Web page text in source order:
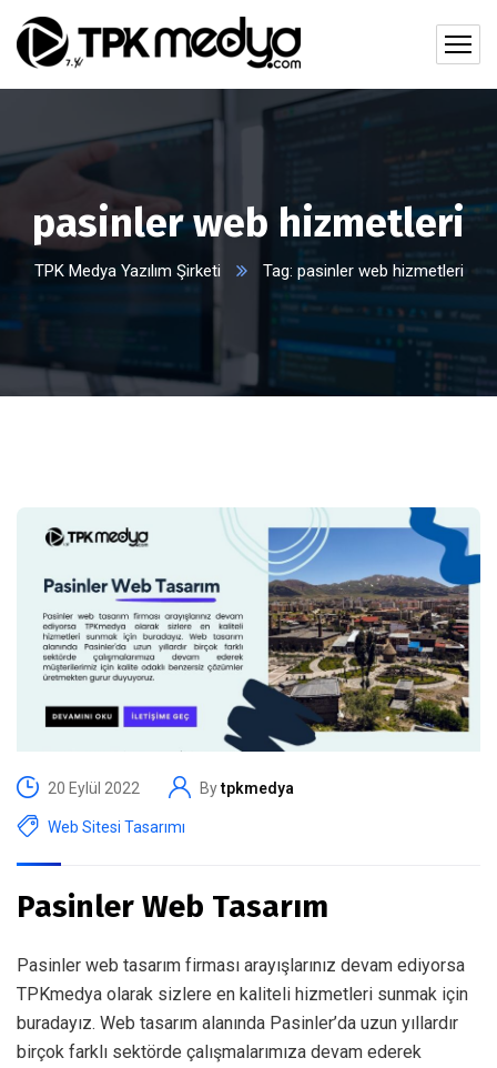
pasinler web hizmetleri
TPK Medya Yazılım Şirketi Tag: pasinler web hizmetleri
20 Eylül 2022 Bytpkmedya
Web Sitesi Tasarımı
Pasinler Web Tasarım
Pasinler web tasarım firması arayışlarınız devam ediyorsa
TPKmedya olarak sizlere en kaliteli hizmetleri sunmak için
buradayız. Web tasarım alanında Pasinler’da uzun yıllardır
birçok farklı sektörde çalışmalarımıza devam ederek